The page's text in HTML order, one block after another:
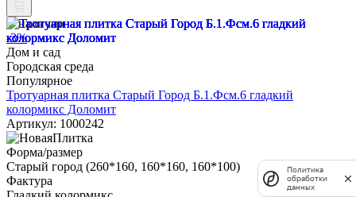
В наличии
-3%
Дом и сад
Городская среда
Популярное
Тротуарная плитка Старый Город Б.1.Фсм.6 гладкий
колормикс Доломит
Артикул: 1000242
Форма/размер
Старый город (260*160, 160*160, 160*100)
Фактура
Политика
обработки
данных